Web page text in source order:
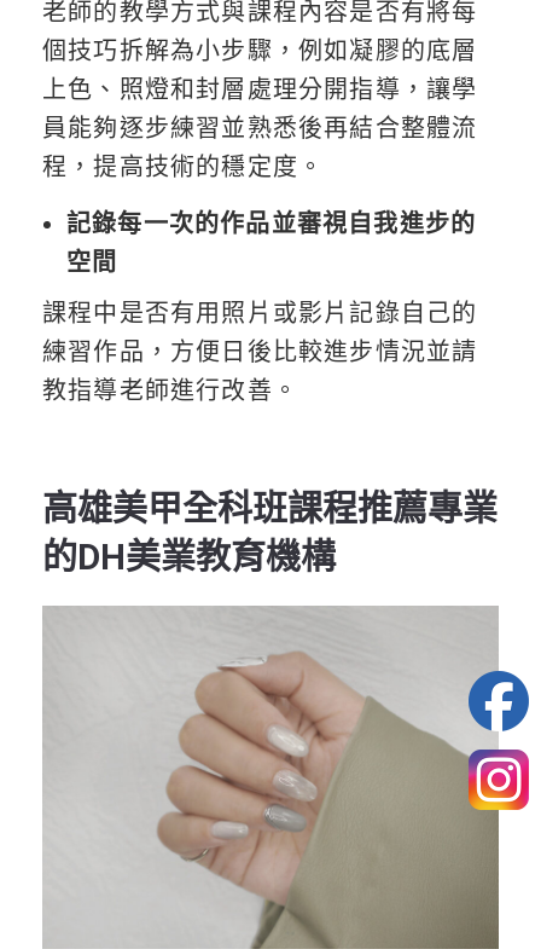
老師的教學方式與課程內容是否有將每
個技巧拆解為小步驟，例如凝膠的底層
上色、照燈和封層處理分開指導，讓學
員能夠逐步練習並熟悉後再結合整體流
程，提高技術的穩定度。
記錄每一次的作品並審視自我進步的
空間
課程中是否有用照片或影片記錄自己的
練習作品，方便日後比較進步情況並請
教指導老師進行改善。
高雄美甲全科班課程推薦專業
的DH美業教育機構